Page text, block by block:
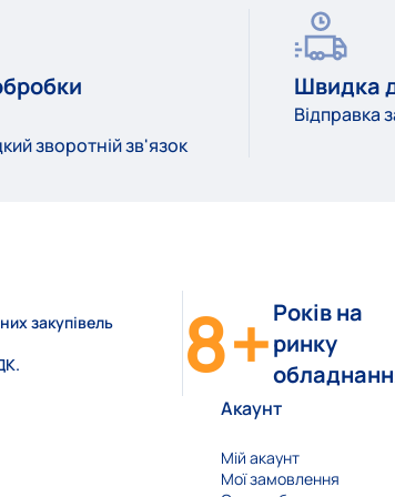
зворотній зв'язок
Швидка
Відправка
закупівель
8+Років на
ринку
Акаунт
Мій акаунт
Мої замовлення